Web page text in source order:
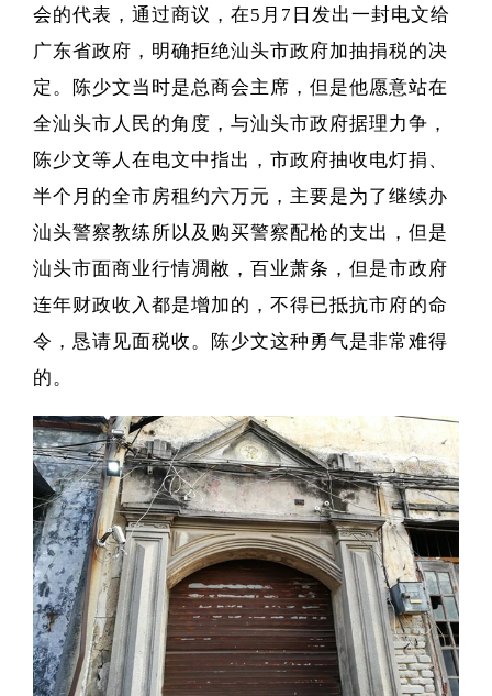
会的代表，通过商议，在5月7日发出一封电文给
广东省政府，明确拒绝汕头市政府加抽捐税的决
定。陈少文当时是总商会主席，但是他愿意站在
全汕头市人民的角度，与汕头市政府据理力争，
陈少文等人在电文中指出，市政府抽收电灯捐、
半个月的全市房租约六万元，主要是为了继续办
汕头警察教练所以及购买警察配枪的支出，但是
汕头市面商业行情凋敝，百业萧条，但是市政府
连年财政收入都是增加的，不得已抵抗市府的命
令，恳请见面税收。陈少文这种勇气是非常难得
的。